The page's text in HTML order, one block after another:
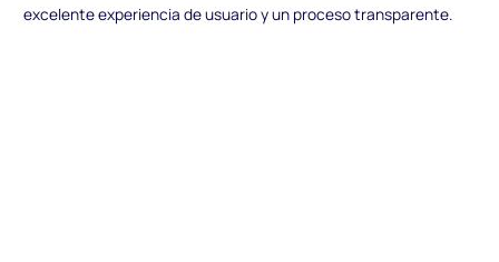
excelente experiencia de usuario y un proceso transparente.